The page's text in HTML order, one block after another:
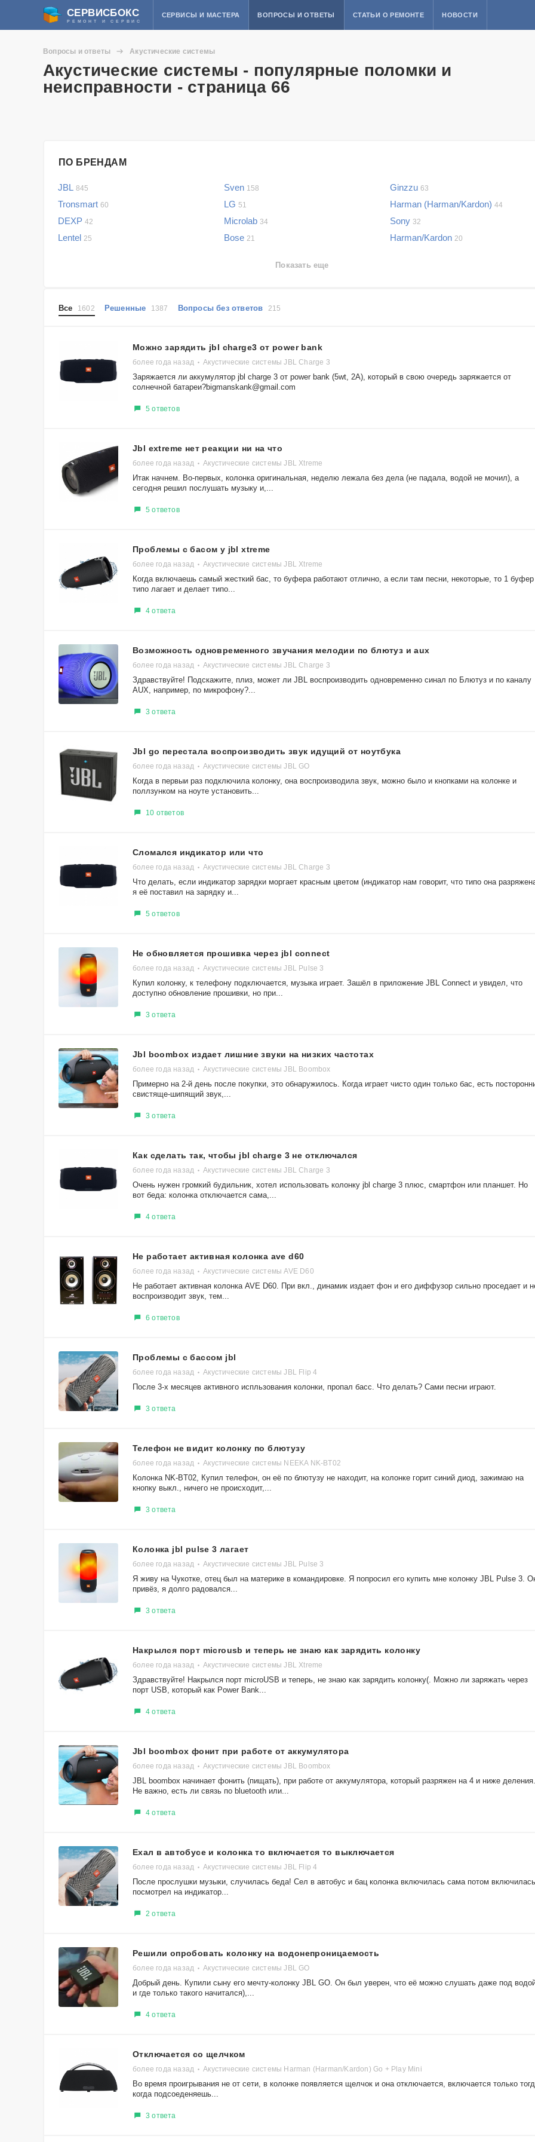
СЕРВИСБОКС
РЕМОНТ И СЕРВИС
СЕРВИСЫ И МАСТЕРА ВОПРОСЫ И ОТВЕТЫ СТАТЬИ О РЕМОНТЕ НОВОСТИ
Вопросы и ответы Акустические системы
Акустические системы - популярные поломки и
неисправности - страница 66
ПО БРЕНДАМ
JBL 845 Sven 158 Ginzzu 63
Tronsmart 60 LG 51 Harman (Harman/Kardon) 44
DEXP 42 Microlab 34 Sony 32
Lentel 25 Bose 21 Harman/Kardon 20
Показать еще
Все 1602 Решенные 1387 Вопросы без ответов 215
Можно зарядить jbl charge3 от power bank
более года назад Акустические системы JBL Charge 3
Заряжается ли аккумулятор jbl charge 3 от power bank (5wt, 2A), который в свою очередь заряжается от
солнечной батареи?bigmanskank@gmail.com
5 ответов
Jbl extreme нет реакции ни на что
более года назад Акустические системы JBL Xtreme
Итак начнем. Во-первых, колонка оригинальная, неделю лежала без дела (не падала, водой не мочил), а
сегодня решил послушать музыку и,...
5 ответов
Проблемы с басом у jbl xtreme
более года назад Акустические системы JBL Xtreme
Когда включаешь самый жесткий бас, то буфера работают отлично, а если там песни, некоторые, то 1 буфер
типо лагает и делает типо...
4 ответа
Возможность одновременного звучания мелодии по блютуз и aux
более года назад Акустические системы JBL Charge 3
Здравствуйте! Подскажите, плиз, может ли JBL воспроизводить одновременно синал по Блютуз и по каналу
AUX, например, по микрофону?...
3 ответа
Jbl go перестала воспроизводить звук идущий от ноутбука
более года назад Акустические системы JBL GO
Когда в первыи раз подключила колонку, она воспроизводила звук, можно было и кнопками на колонке и
поллзунком на ноуте установить...
10 ответов
Сломался индикатор или что
более года назад Акустические системы JBL Charge 3
Что делать, если индикатор зарядки моргает красным цветом (индикатор нам говорит, что типо она
я её поставил на зарядку и...
5 ответов
Не обновляется прошивка через jbl connect
более года назад Акустические системы JBL Pulse 3
Купил колонку, к телефону подключается, музыка играет. Зашёл в приложение JBL Connect и увидел, что
доступно обновление прошивки, но при...
3 ответа
Jbl boombox издает лишние звуки на низких частотах
более года назад Акустические системы JBL Boombox
Примерно на 2-й день после покупки, это обнаружилось. Когда играет чисто один только бас, есть
свистяще-шипящий звук,...
3 ответа
Как сделать так, чтобы jbl charge 3 не отключался
более года назад Акустические системы JBL Charge 3
Очень нужен громкий будильник, хотел использовать колонку jbl charge 3 плюс, смартфон или планшет. Но
вот беда: колонка отключается сама,...
4 ответа
Не работает активная колонка ave d60
более года назад Акустические системы AVE D60
Не работает активная колонка AVE D60. При вкл., динамик издает фон и его диффузор сильно проседает и
воспроизводит звук, тем...
6 ответов
Проблемы с бассом jbl
более года назад Акустические системы JBL Flip 4
После 3-х месяцев активного испльзования колонки, пропал басс. Что делать? Сами песни играют.
3 ответа
Телефон не видит колонку по блютузу
более года назад Акустические системы NEEKA NK-BT02
Колонка NK-BT02, Купил телефон, он её по блютузу не находит, на колонке горит синий диод, зажимаю на
кнопку выкл., ничего не происходит,...
3 ответа
Колонка jbl pulse 3 лагает
более года назад Акустические системы JBL Pulse 3
Я живу на Чукотке, отец был на материке в командировке. Я попросил его купить мне колонку JBL Pulse 3.
привёз, я долго радовался...
3 ответа
Накрылся порт micro​usb​ и теперь не знаю как зарядить колонку
более года назад Акустические системы JBL Xtreme
Здравствуйте! Накрылся порт microUSB и теперь, не знаю как зарядить колонку(. Можно ли заряжать через
порт USB, который как Power Bank...
4 ответа
Jbl boombox фонит при работе от аккумулятора
более года назад Акустические системы JBL Boombox
JBL boombox начинает фонить (пищать), при работе от аккумулятора, который разряжен на 4 и ниже деления.
Не важно, есть ли связь по bluetooth или...
4 ответа
Ехал в автобусе и колонка то включается то выключается
более года назад Акустические системы JBL Flip 4
После прослушки музыки, случилась беда! Сел в автобус и бац колонка включилась сама потом
посмотрел на индикатор...
2 ответа
Решили опробовать колонку на водонепроницаемость
более года назад Акустические системы JBL GO
Добрый день. Купили сыну его мечту-колонку JBL GO. Он был уверен, что её можно слушать даже под
и где только такого начитался),...
4 ответа
Отключается со щелчком
более года назад Акустические системы Harman (Harman/Kardon) Go + Play Mini
Во время проигрывания не от сети, в колонке появляется щелчок и она отключается, включается только
когда подсоеденяешь...
3 ответа